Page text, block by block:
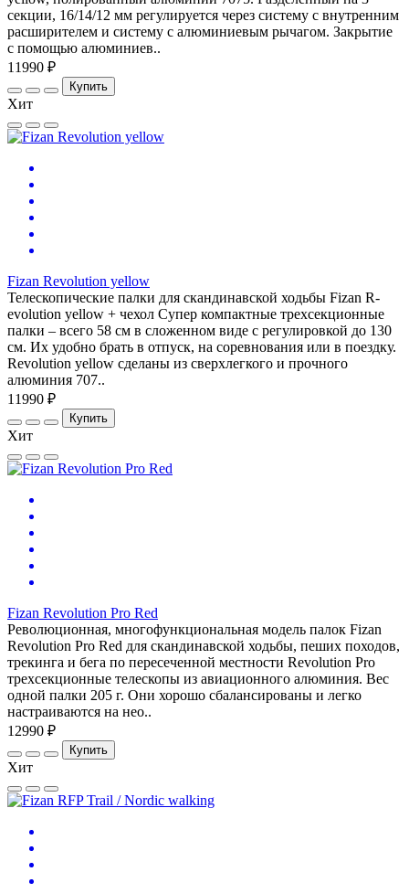
секции, 16/14/12 мм регулируется через систему с внутренним
расширителем и систему с алюминиевым рычагом. Закрытие
с помощью алюминиев..
11990 ₽
Купить
Хит
Fizan Revolution yellow
Телескопические палки для скандинавской ходьбы Fizan R-
evolution yellow + чехол Супер компактные трехсекционные
палки – всего 58 см в сложенном виде с регулировкой до 130
см. Их удобно брать в отпуск, на соревнования или в поездку.
Revolution yellow сделаны из сверхлегкого и прочного
алюминия 707..
11990 ₽
Купить
Хит
Fizan Revolution Pro Red
Революционная, многофункциональная модель палок Fizan
Revolution Pro Red для скандинавской ходьбы, пеших походов,
трекинга и бега по пересеченной местности Revolution Pro
трехсекционные телескопы из авиационного алюминия. Вес
одной палки 205 г. Они хорошо сбалансированы и легко
настраиваются на нео..
12990 ₽
Купить
Хит